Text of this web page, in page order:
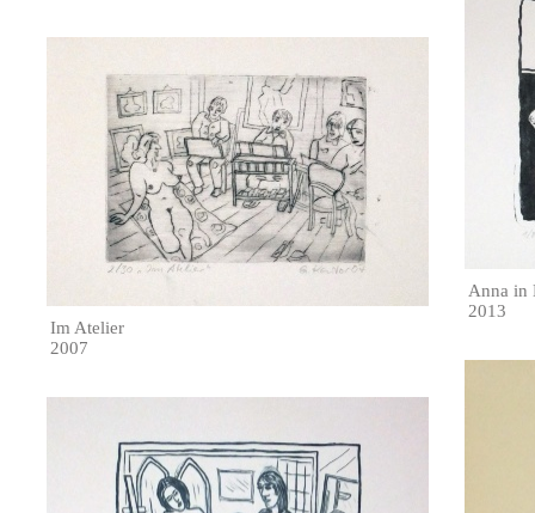
Anna in
2013
Im Atelier
2007